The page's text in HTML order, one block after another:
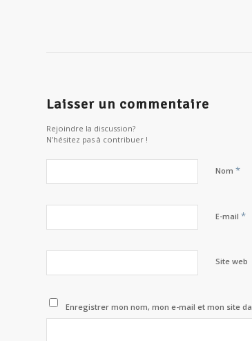
Laisser un commentaire
Rejoindre la discussion?
N’hésitez pas à contribuer !
Nom *
E-mail *
Site web
Enregistrer mon nom, mon e-mail et mon site